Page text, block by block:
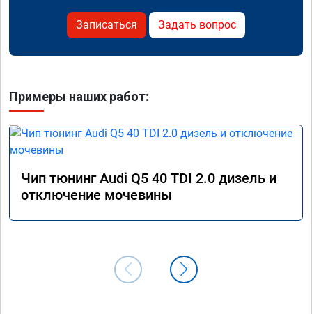
Записаться Задать вопрос
Примеры наших работ:
Чип тюнинг Audi Q5 40 TDI 2.0 дизель и
отключение мочевины